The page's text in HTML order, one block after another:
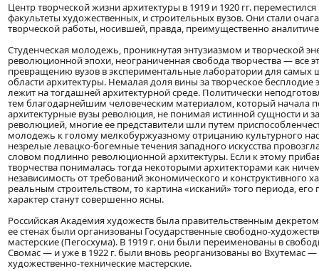
Центр творческой жизни архитектуры в 1919 и 1920 гг.
факультеты художественных, и строительных вузов. Они стали
творческой работы, носившей, правда, преимущественно
Студенческая молодежь, проникнутая энтузиазмом и творческой
революционной эпохи, неограниченная свобода творчества — все
превращению вузов в экспериментальные лаборатории для самых
области архитектуры. Немалая доля вины за творческое бесплодие
лежит на тогдашней архитектурной среде. Политически
тем благодарнейшим человеческим материалом, который начала
архитектурные вузы революция, не понимая истинной сущности и
революцией, многие ее представители шли путем
молодежь к голому мелкобуржуазному отрицанию культурного
незрелые левацко-богемные течения западного искусства
словом подлинно революционной архитектуры. Если к этому
творчества понималась тогда некоторыми архитекторами как
независимость от требований экономического и конструктивного
реальным строительством, то картина «исканий» того периода,
характер станут совершенно ясны.
Российская Академия художеств была правительственным декретом
ее стенах были организованы Государственные свободно-
мастерские (Пегосхума). В 1919 г. они были переименованы в
Свомас — и уже в 1922 г. были вновь реорганизованы во Вхутемас
художественно-технические мастерские.